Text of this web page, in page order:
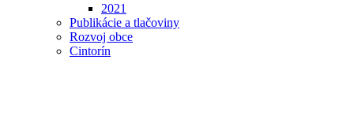
2021
Publikácie a tlačoviny
Rozvoj obce
Cintorín